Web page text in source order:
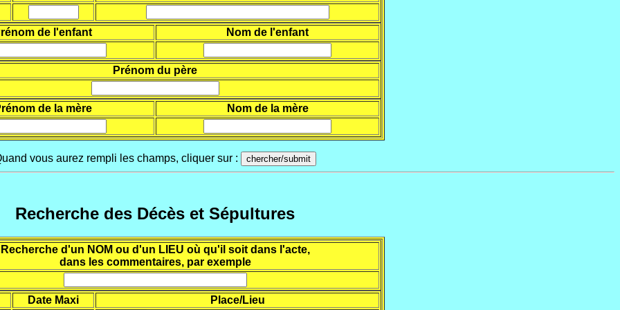
de l'enfant Nom de l'enfant
Prénom du père
de la mère Nom de la mère
vous aurez rempli les champs, cliquer sur :
Recherche des Décès et Sépultures
Recherche d'un NOM ou d'un LIEU où qu'il soit dans l'acte,
dans les commentaires, par exemple
Date Maxi Place/Lieu